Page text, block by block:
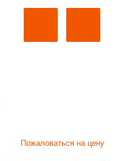
Пожаловаться на цену